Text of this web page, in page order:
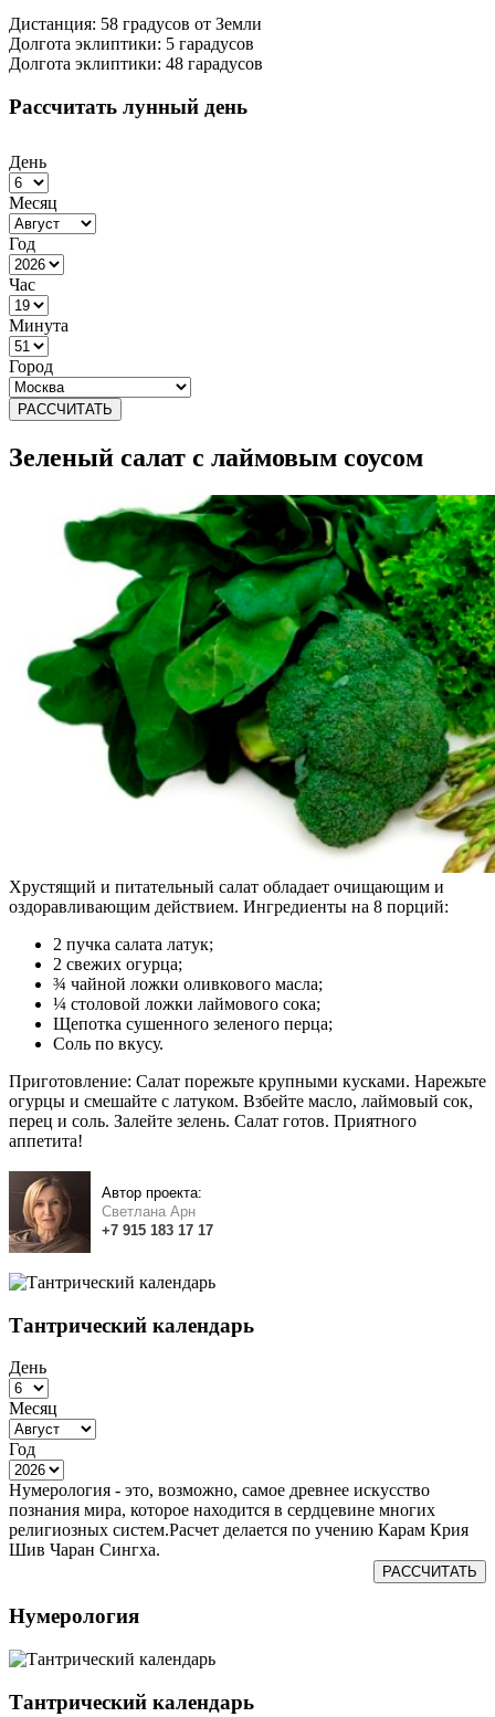
Дистанция: 58 градусов от Земли
Долгота эклиптики: 5 гарадусов
Долгота эклиптики: 48 гарадусов
Рассчитать лунный день
День
Месяц
Год
Час
Минута
Город
РАССЧИТАТЬ
Зеленый салат с лаймовым соусом
Хрустящий и питательный салат обладает очищающим и
оздоравливающим действием. Ингредиенты на 8 порций:
2 пучка салата латук;
2 свежих огурца;
¾ чайной ложки оливкового масла;
¼ столовой ложки лаймового сока;
Щепотка сушенного зеленого перца;
Соль по вкусу.
Приготовление: Салат порежьте крупными кусками. Нарежьте
огурцы и смешайте с латуком. Взбейте масло, лаймовый сок,
перец и соль. Залейте зелень. Салат готов. Приятного
аппетита!
Автор проекта:
Светлана Арн
+7 915 183 17 17
Тантрический календарь
День
Месяц
Год
Нумерология - это, возможно, самое древнее искусство
познания мира, которое находится в сердцевине многих
религиозных систем.Расчет делается по учению Карам Крия
Шив Чаран Сингха.
РАССЧИТАТЬ
Нумерология
Тантрический календарь